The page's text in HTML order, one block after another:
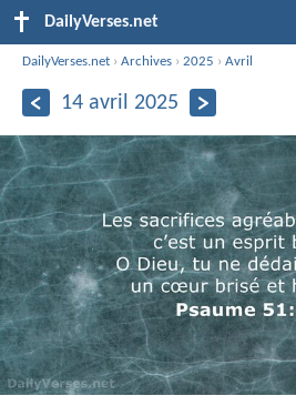
DailyVerses.net
DailyVerses.net ›Archives ›2025 ›Avril
14 avril 2025